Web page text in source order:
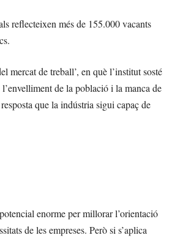
reflecteixen més de 155.000 vacants
mercat de treball’, en què l’institut sosté
de la població i la manca de
que la indústria sigui capaç de
enorme per millorar l’orientació
de les empreses. Però si s’aplica